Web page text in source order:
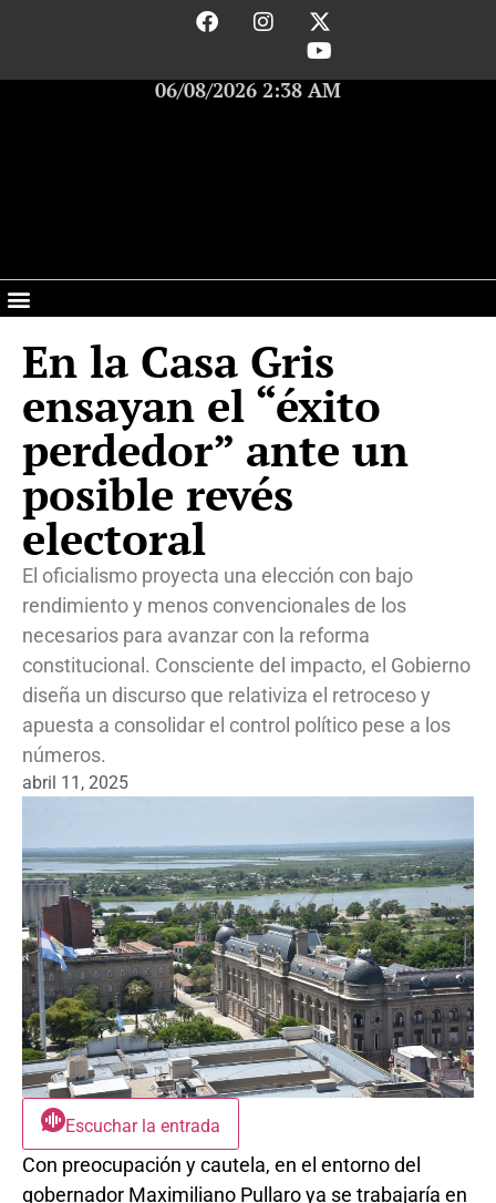
06/08/2026 2:38 AM
En la Casa Gris
ensayan el “éxito
perdedor” ante un
posible revés
electoral
El oficialismo proyecta una elección con bajo
rendimiento y menos convencionales de los
necesarios para avanzar con la reforma
constitucional. Consciente del impacto, el Gobierno
diseña un discurso que relativiza el retroceso y
apuesta a consolidar el control político pese a los
números.
abril 11, 2025
Escuchar la entrada
Con preocupación y cautela, en el entorno del
gobernador Maximiliano Pullaro ya se trabajaría en